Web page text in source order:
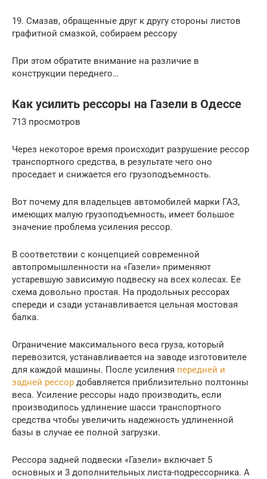
19. Смазав, обращенные друг к другу стороны листов
графитной смазкой, собираем рессору
При этом обратите внимание на различие в
конструкции переднего…
Как усилить рессоры на Газели в Одессе
713 просмотров
Через некоторое время происходит разрушение рессор
транспортного средства, в результате чего оно
проседает и снижается его грузоподъемность.
Вот почему для владельцев автомобилей марки ГАЗ,
имеющих малую грузоподъемность, имеет большое
значение проблема усиления рессор.
В соответствии с концепцией современной
автопромышленности на «Газели» применяют
устаревшую зависимую подвеску на всех колесах. Ее
схема довольно простая. На продольных рессорах
спереди и сзади устанавливается цельная мостовая
балка.
Ограничение максимального веса груза, который
перевозится, устанавливается на заводе изготовителе
для каждой машины. После усиления передней и
задней рессор добавляется приблизительно полтонны
веса. Усиление рессоры надо производить, если
производилось удлинение шасси транспортного
средства чтобы увеличить надежность удлиненной
базы в случае ее полной загрузки.
Рессора задней подвески «Газели» включает 5
основных и 3 дополнительных листа-подрессорника. А